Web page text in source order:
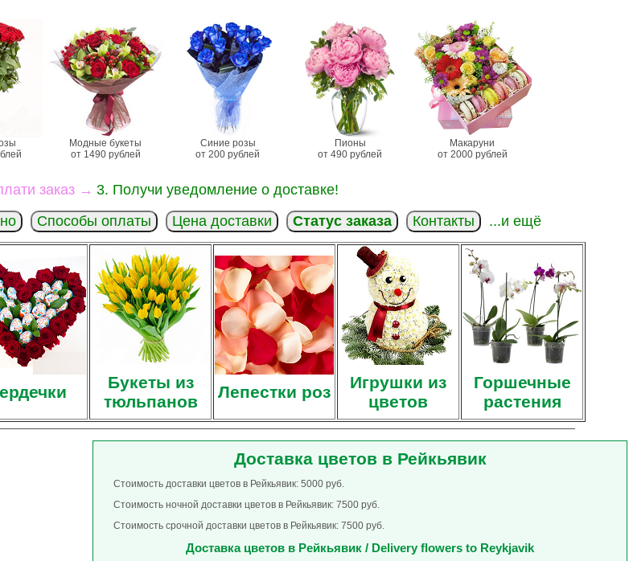
Модные букеты
от 1490 рублей
Синие розы
от 200 рублей
Пионы
от 490 рублей
Макаруни
от 2000 рублей
заказ → 3. Получи уведомление о доставке!
Способы оплаты Цена доставки Статус заказа Контакты ...и ещё
Букеты из
тюльпанов
Лепестки роз
Игрушки из
цветов
Горшечные
растения
Доставка цветов в Рейкьявик
Стоимость доставки цветов в Рейкьявик: 5000 руб.
Стоимость ночной доставки цветов в Рейкьявик: 7500 руб.
Стоимость срочной доставки цветов в Рейкьявик: 7500 руб.
Доставка цветов в Рейкьявик / Delivery flowers to Reykjavik